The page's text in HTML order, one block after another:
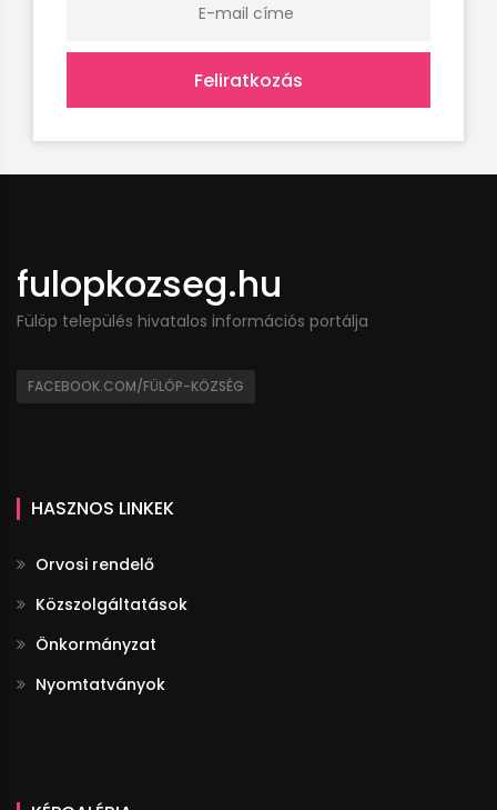
Feliratkozás
fulopkozseg.hu
Fülöp település hivatalos információs portálja
FACEBOOK.COM/FÜLÖP-KÖZSÉG
HASZNOS LINKEK
Orvosi rendelő
Közszolgáltatások
Önkormányzat
Nyomtatványok